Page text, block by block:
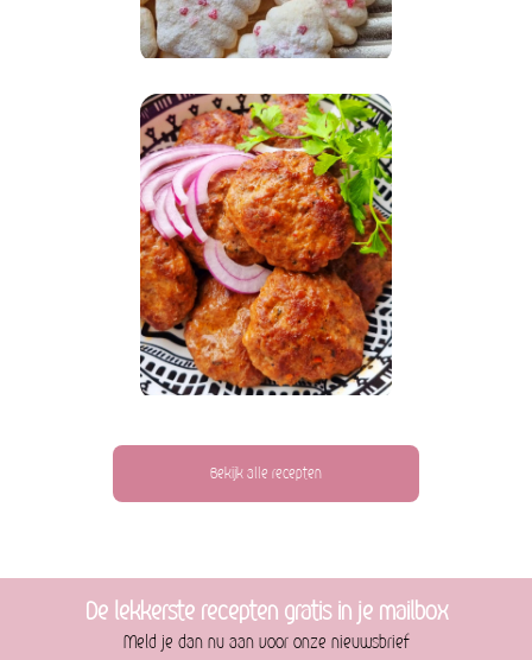
De lekkerste recepten gratis in je mailbox
Meld je dan nu aan voor onze nieuwsbrief
Bekijk alle recepten